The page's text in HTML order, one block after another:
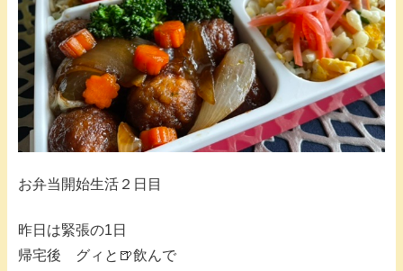
お弁当開始生活２日目
昨日は緊張の1日
帰宅後 グィと🍺飲んで